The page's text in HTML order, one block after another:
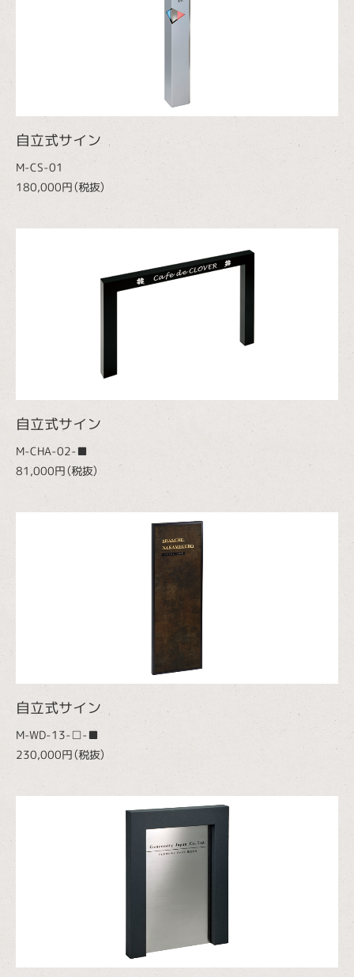
自立式サイン
M-CS-01
180,000円（税抜）
自立式サイン
M-CHA-02-■
81,000円（税抜）
自立式サイン
M-WD-13-□-■
230,000円（税抜）